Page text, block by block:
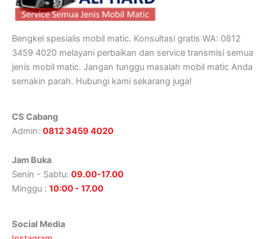
Bengkel spesialis mobil matic. Konsultasi gratis WA: 0812
3459 4020 melayani perbaikan dan service transmisi semua
jenis mobil matic. Jangan tunggu masalah mobil matic Anda
semakin parah. Hubungi kami sekarang juga!
CS Cabang
Admin: 0812 3459 4020
Jam Buka
Senin - Sabtu: 09.00-17.00
Minggu : 10:00 - 17.00
Social Media